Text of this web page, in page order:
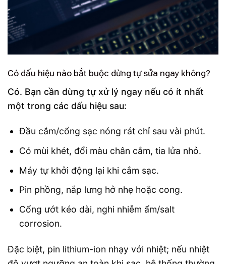
Có dấu hiệu nào bắt buộc dừng tự sửa ngay không?
Có. Bạn cần dừng tự xử lý ngay nếu có ít nhất
một trong các dấu hiệu sau:
Đầu cắm/cổng sạc nóng rát chỉ sau vài phút.
Có mùi khét, đổi màu chân cắm, tia lửa nhỏ.
Máy tự khởi động lại khi cắm sạc.
Pin phồng, nắp lưng hở nhẹ hoặc cong.
Cổng ướt kéo dài, nghi nhiễm ẩm/salt
corrosion.
Đặc biệt, pin lithium-ion nhạy với nhiệt; nếu nhiệt